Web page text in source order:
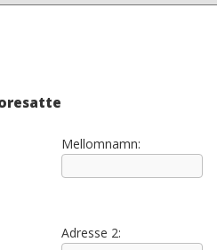
Mellomnamn:
Adresse 2: